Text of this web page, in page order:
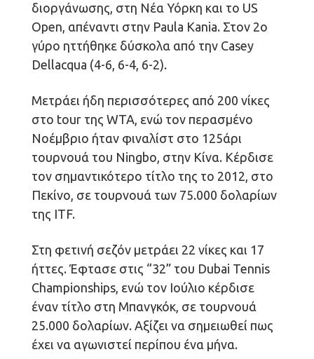
διοργάνωσης, στη Νέα Υόρκη και το US
Open, απέναντι στην Paula Kania. Στον 2ο
γύρο ηττήθηκε δύσκολα από την Casey
Dellacqua (4-6, 6-4, 6-2).
Μετράει ήδη περισσότερες από 200 νίκες
στο tour της WTA, ενώ τον περασμένο
Νοέμβριο ήταν φιναλίστ στο 125άρι
τουρνουά του Ningbo, στην Κίνα. Κέρδισε
τον σημαντικότερο τίτλο της το 2012, στο
Πεκίνο, σε τουρνουά των 75.000 δολαρίων
της ITF.
Στη φετινή σεζόν μετράει 22 νίκες και 17
ήττες. Έφτασε στις “32” του Dubai Tennis
Championships, ενώ τον Ιούλιο κέρδισε
έναν τίτλο στη Μπανγκόκ, σε τουρνουά
25.000 δολαρίων. Αξίζει να σημειωθεί πως
έχει να αγωνιστεί περίπου ένα μήνα.